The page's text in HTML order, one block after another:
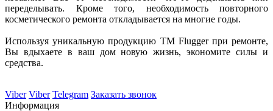
переделывать. Кроме того, необходимость повторного
косметического ремонта откладывается на многие годы.
Используя уникальную продукцию ТМ Flugger при ремонте,
Вы вдыхаете в ваш дом новую жизнь, экономите силы и
средства.
Viber Viber Telegram Заказать звонок
Информация